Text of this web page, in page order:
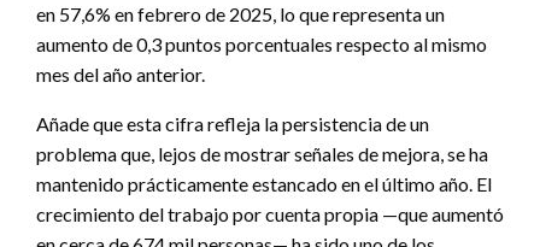
en 57,6% en febrero de 2025, lo que representa un
aumento de 0,3 puntos porcentuales respecto al mismo
mes del año anterior.
Añade que esta cifra refleja la persistencia de un
problema que, lejos de mostrar señales de mejora, se ha
mantenido prácticamente estancado en el último año. El
crecimiento del trabajo por cuenta propia —que aumentó